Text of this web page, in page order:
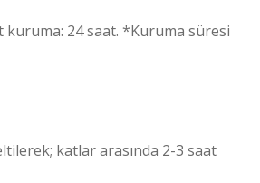
kuruma: 24 saat. *Kuruma süresi
katlar arasında 2-3 saat